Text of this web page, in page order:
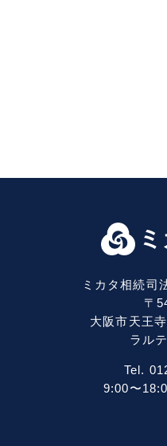
ミカタ相続司
〒
大阪市天王
ラル
Tel.
9:00〜